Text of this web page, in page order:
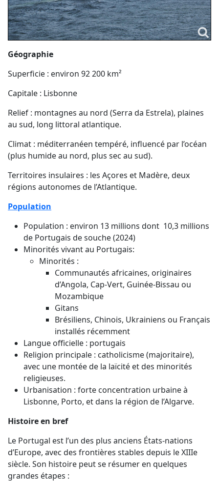
Géographie
Superficie : environ 92 200 km²
Capitale : Lisbonne
Relief : montagnes au nord (Serra da Estrela), plaines
au sud, long littoral atlantique.
Climat : méditerranéen tempéré, influencé par l’océan
(plus humide au nord, plus sec au sud).
Territoires insulaires : les Açores et Madère, deux
régions autonomes de l’Atlantique.
Population
Population : environ 13 millions dont 10,3 millions
de Portugais de souche (2024)
Minorités vivant au Portugais:
Minorités :
Communautés africaines, originaires
d’Angola, Cap-Vert, Guinée-Bissau ou
Mozambique
Gitans
Brésiliens, Chinois, Ukrainiens ou Français
installés récemment
Langue officielle : portugais
Religion principale : catholicisme (majoritaire),
avec une montée de la laïcité et des minorités
religieuses.
Urbanisation : forte concentration urbaine à
Lisbonne, Porto, et dans la région de l’Algarve.
Histoire en bref
Le Portugal est l’un des plus anciens États-nations
d’Europe, avec des frontières stables depuis le XIIIe
siècle. Son histoire peut se résumer en quelques
grandes étapes :